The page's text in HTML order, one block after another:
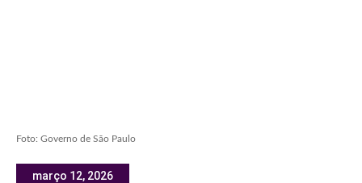
Foto: Governo de São Paulo
março 12, 2026